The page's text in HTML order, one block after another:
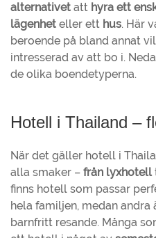
alternativet att hyra ett
lägenhet eller ett hus. Här
beroende på bland annat
intresserad av att bo i.
de olika boendetyperna.
Hotell i Thailand –
När det gäller hotell i
alla smaker – från lyxhotell
finns hotell som passar
hela familjen, medan andra
barnfritt resande. Många